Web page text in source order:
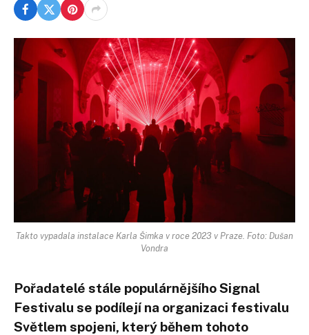
Takto vypadala instalace Karla Šimka v roce 2023 v Praze. Foto: Dušan
Vondra
Pořadatelé stále populárnějšího Signal
Festivalu se podílejí na organizaci festivalu
Světlem spojeni, který během tohoto